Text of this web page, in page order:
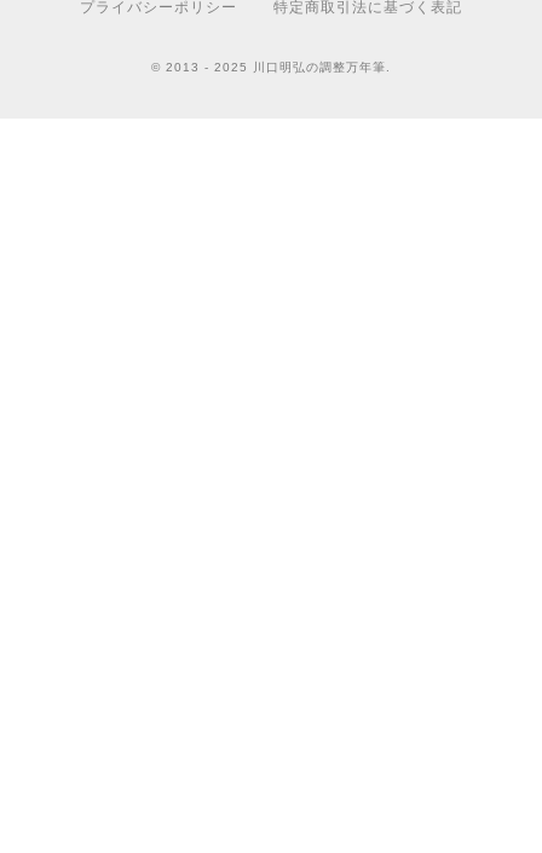
プライバシーポリシー 特定商取引法に基づく表記
© 2013 - 2025 川口明弘の調整万年筆.